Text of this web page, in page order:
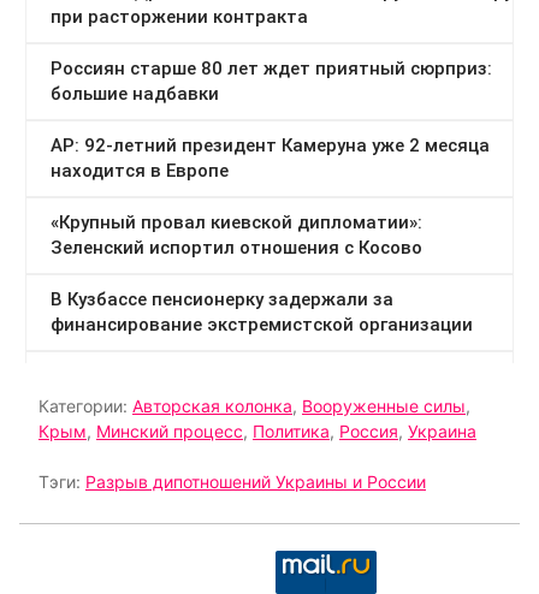
Категории: Авторская колонка, Вооруженные силы,
Крым, Минский процесс, Политика, Россия, Украина
Тэги: Разрыв дипотношений Украины и России